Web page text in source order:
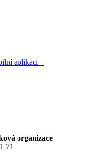
aplikaci –
organizace
71